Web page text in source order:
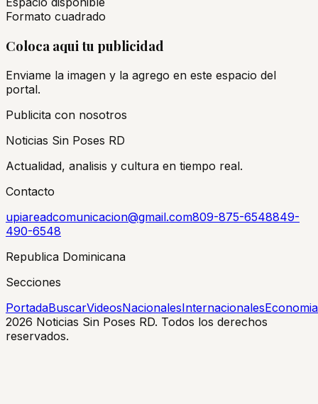
Formato cuadrado
Coloca aqui tu publicidad
Enviame la imagen y la agrego en este espacio del
portal.
Publicita con nosotros
Noticias Sin Poses RD
Actualidad, analisis y cultura en tiempo real.
Contacto
upiareadcomunicacion@gmail.com809-875-6548849-
490-6548
Republica Dominicana
Secciones
PortadaBuscarVideosNacionalesInternacionalesEconomia
2026 Noticias Sin Poses RD. Todos los derechos
reservados.